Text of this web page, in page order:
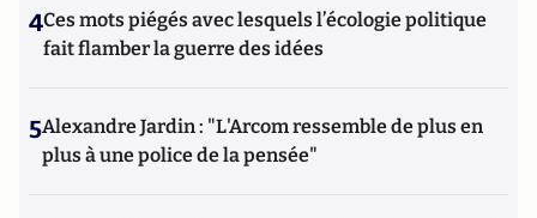
4Ces mots piégés avec lesquels l’écologie politique
fait flamber la guerre des idées
5Alexandre Jardin : "L'Arcom ressemble de plus en
plus à une police de la pensée"